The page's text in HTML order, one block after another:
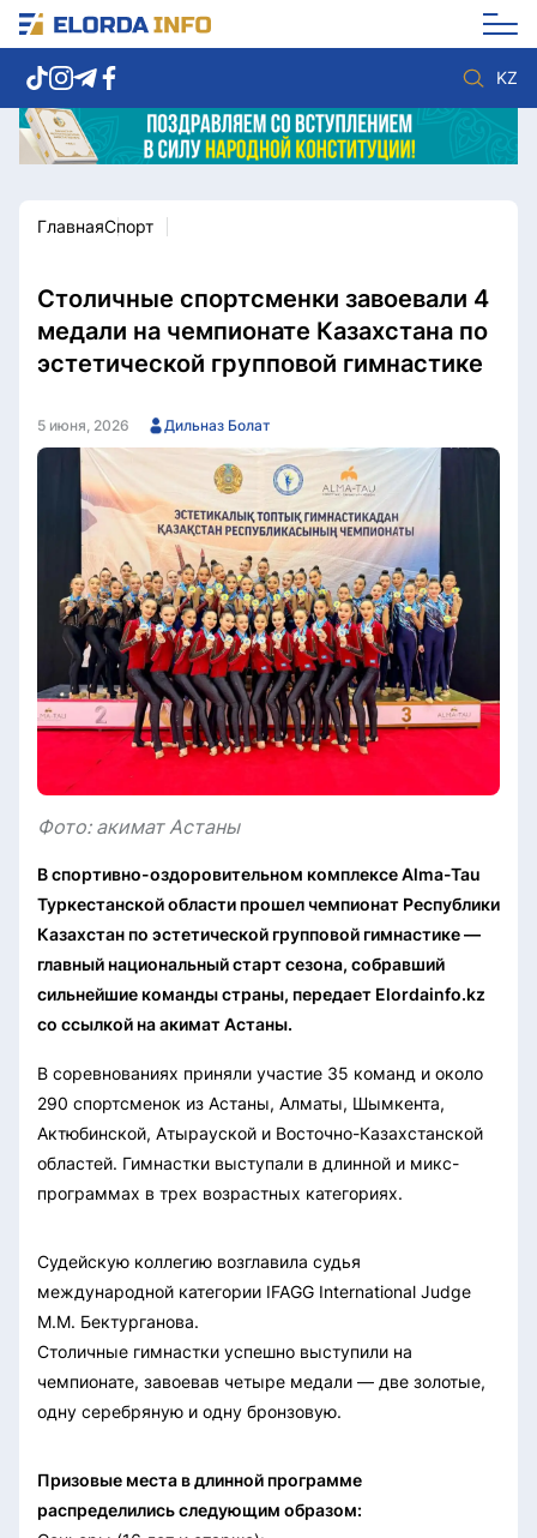
KZ
Новости столицы
Спорт
Культура
Мнение
Видео
Мир
Послание
Служба Комплаенс
ГлавнаяСпорт
Столичные спортсменки завоевали 4
медали на чемпионате Казахстана по
эстетической групповой гимнастике
5 июня, 2026 Дильназ Болат
Фото: акимат Астаны
В спортивно-оздоровительном комплексе Alma-Tau
Туркестанской области прошел чемпионат Республики
Казахстан по эстетической групповой гимнастике —
главный национальный старт сезона, собравший
сильнейшие команды страны, передает Elordainfo.kz
со ссылкой на акимат Астаны.
В соревнованиях приняли участие 35 команд и около
290 спортсменок из Астаны, Алматы, Шымкента,
Актюбинской, Атырауской и Восточно-Казахстанской
областей. Гимнастки выступали в длинной и микс-
программах в трех возрастных категориях.
Судейскую коллегию возглавила судья
международной категории IFAGG International Judge
М.М. Бектурганова.
Столичные гимнастки успешно выступили на
чемпионате, завоевав четыре медали — две золотые,
одну серебряную и одну бронзовую.
Призовые места в длинной программе
распределились следующим образом: